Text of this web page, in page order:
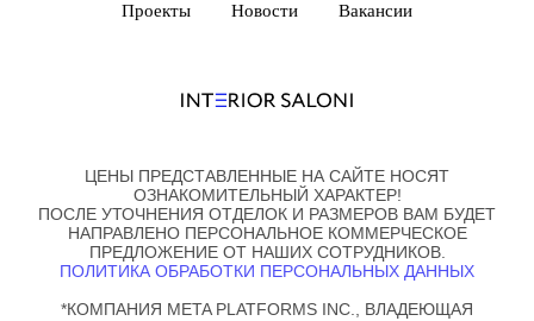
Проекты Новости Вакансии
ЦЕНЫ ПРЕДСТАВЛЕННЫЕ НА САЙТЕ НОСЯТ
ОЗНАКОМИТЕЛЬНЫЙ ХАРАКТЕР!
ПОСЛЕ УТОЧНЕНИЯ ОТДЕЛОК И РАЗМЕРОВ ВАМ БУДЕТ
НАПРАВЛЕНО ПЕРСОНАЛЬНОЕ КОММЕРЧЕСКОЕ
ПРЕДЛОЖЕНИЕ ОТ НАШИХ СОТРУДНИКОВ.
ПОЛИТИКА ОБРАБОТКИ ПЕРСОНАЛЬНЫХ ДАННЫХ
*КОМПАНИЯ META PLATFORMS INC., ВЛАДЕЮЩАЯ